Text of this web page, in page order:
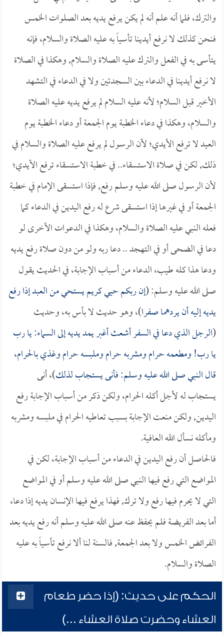
والترك، فلما أنه علم أنه لم يكن يرفع يديه بعد الصلوات الخمس
فنحن كذلك لا نرفع أيدينا تأسياً به عليه الصلاة والسلام، فإنه
يتأسى به في الفعل والترك عليه الصلاة والسلام, وهكذا في الصلاة
لا نرفع أيدينا في الدعاء بين السجدتين ولا في الدعاء في التشهد
الأخير قبل السلام؛ لأنه عليه السلام لم يرفع يديه عليه الصلاة
والسلام، وهكذا في دعاء الخطبة يوم الجمعة أو دعاء الخطبة يوم
العيد لا ترفع الأيدي؛ لأن الرسول لم يرفع عليه الصلاة والسلام في
ذلك, لكن في صلاة الاستسقاء.. في خطبة الاستسقاء ترفع الأيدي؛
لأن الرسول صلى الله عليه وسلم رفع, فإذا استسقى الإمام في خطبة
الجمعة أو في غيرها إذا استسقى شرع له رفع اليدين في الدعاء كما
فعله النبي عليه الصلاة والسلام، وهكذا في الدعوات الأخرى لو
دعا في الضحى أو في التهجد .. دعا ربه ولو من دون صلاة رفع يديه
ودعا هذا كله طيب، الدعاء من أسباب الإجابة، في الحديث يقول
صلى الله عليه وسلم: (إن ربكم حيي كريم يستحي من العبد إذا رفع
يديه إليه أن يردهما صفرا)، وهو حديث لا بأس به، وحديث
(الرجل الذي دعا في السفر أشعث أغبر يمد يديه إلى السماء: يا رب
يا رب! ومطعمه حرام ومشربه حرام وملبسه حرام وغذي بالحرام،
قال النبي صلى الله عليه وسلم: فأنى يستجاب لذلك)، أنى
يستجاب له لأجل أكله الحرام، ولكن ذكر من أسباب الإجابة رفع
اليدين, ولكن منعت الإجابة بسبب تعاطيه الحرام في ملبسه ومشربه
ومأكله نسأل الله العافية.
فالحاصل أن رفع اليدين في الدعاء من أسباب الإجابة، لكن في
المواضع التي رفع فيها النبي صلى الله عليه وسلم أو في المواضع
التي لا يحرم فيها رفع ولا ترك, فهذا يرفع فيها الإنسان يديه إذا دعا،
أما بعد الفريضة فلم يحفظ عنه صلى الله عليه وسلم أنه رفع يديه بعد
الفرائض الخمس ولا بعد الجمعة, فالسنة لنا ألا نرفع تأسياً به عليه
الصلاة والسلام.
الحكم على حديث: (إذا حضر طعام
العشاء وحضرت صلاة العشاء ...)